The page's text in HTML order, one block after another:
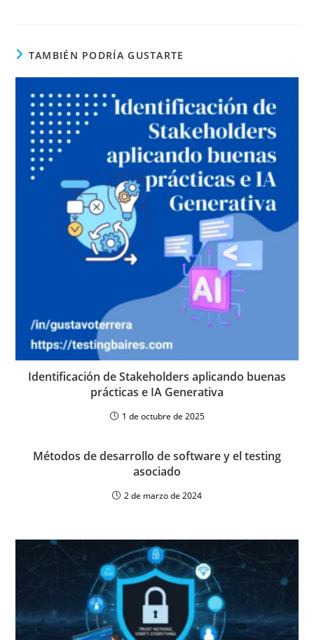
TAMBIÉN PODRÍA GUSTARTE
Identificación de Stakeholders aplicando buenas
prácticas e IA Generativa
1 de octubre de 2025
Métodos de desarrollo de software y el testing
asociado
2 de marzo de 2024